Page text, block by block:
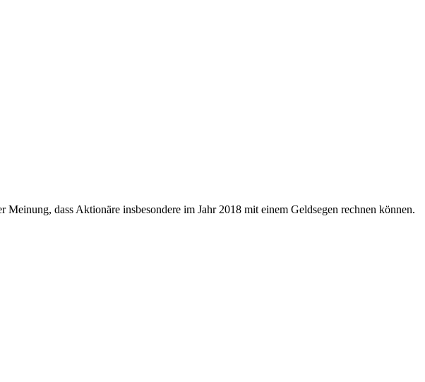
dass Aktionäre insbesondere im Jahr 2018 mit einem Geldsegen rechnen können.